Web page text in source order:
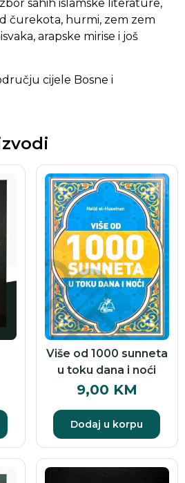
sahih islamske literature,
čurekota, hurmi, zem zem
arapske mirise i još
cijele Bosne i
Više od 1000 sunneta
u toku dana i noći
9,00 KM
Dodaj u korpu